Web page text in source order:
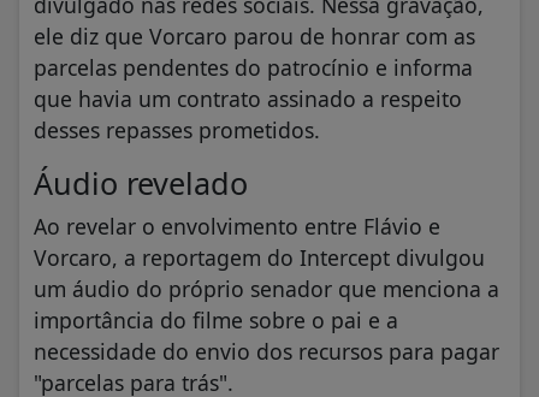
ele diz que Vorcaro parou de honrar com as
parcelas pendentes do patrocínio e informa
que havia um contrato assinado a respeito
desses repasses prometidos.
Áudio revelado
Ao revelar o envolvimento entre Flávio e
Vorcaro, a reportagem do Intercept divulgou
um áudio do próprio senador que menciona a
importância do filme sobre o pai e a
necessidade do envio dos recursos para pagar
"parcelas para trás".